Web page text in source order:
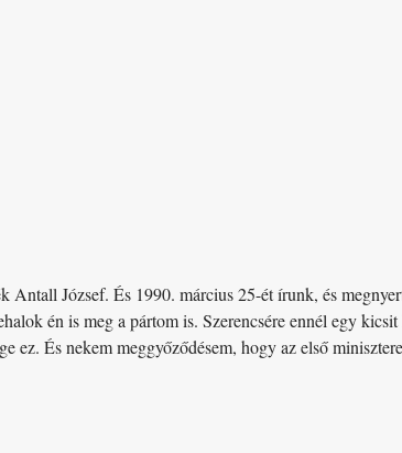
József. És 1990. március 25-ét írunk, és
én is meg a pártom is. Szerencsére ennél egy
ez. És nekem meggyőződésem, hogy az első